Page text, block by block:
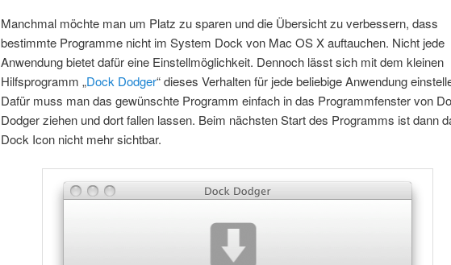
Manchmal möchte man um Platz zu sparen und die Übersicht zu verbessern, dass
bestimmte Programme nicht im System Dock von Mac OS X auftauchen. Nicht jede
Anwendung bietet dafür eine Einstellmöglichkeit. Dennoch lässt sich mit dem kleinen
Hilfsprogramm „Dock Dodger“ dieses Verhalten für jede beliebige Anwendung
Dafür muss man das gewünschte Programm einfach in das Programmfenster von
Dodger ziehen und dort fallen lassen. Beim nächsten Start des Programms ist dann
Dock Icon nicht mehr sichtbar.